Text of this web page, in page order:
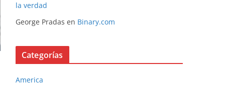
la verdad
George Pradas en Binary.com
Categorías
America